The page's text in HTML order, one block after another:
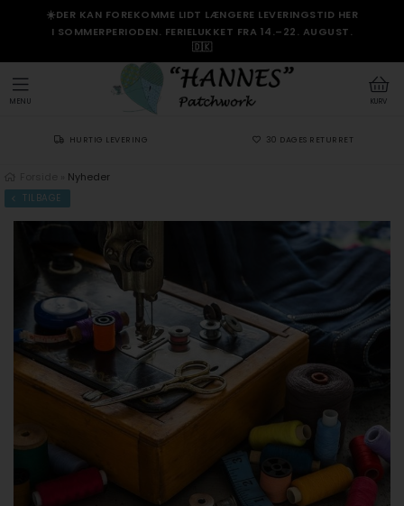
☀️DER KAN FOREKOMME LIDT LÆNGERE LEVERINGSTID HER
I SOMMERPERIODEN. FERIELUKKET FRA 14.–22. AUGUST.
🇩🇰
KURV
MENU
HURTIG LEVERING 30 DAGES RETURRET
Nyheder
TILBAGE